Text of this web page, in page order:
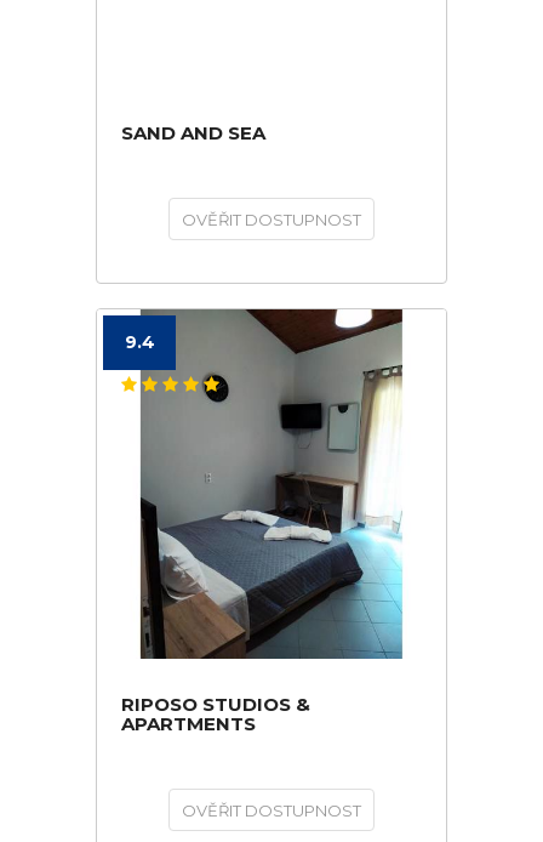
SAND AND SEA
OVĚŘIT DOSTUPNOST
9.4
RIPOSO STUDIOS &
APARTMENTS
OVĚŘIT DOSTUPNOST